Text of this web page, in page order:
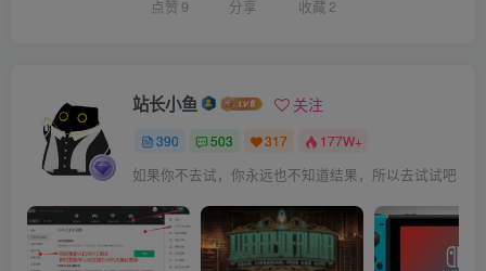
点赞 9 分享 收藏 2
站长小鱼 关注
390 503 317 177W+
如果你不去试，你永远也不知道结果，所以去试试吧